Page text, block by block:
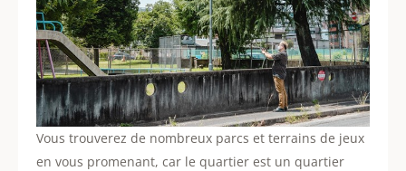
Vous trouverez de nombreux parcs et terrains de jeux
en vous promenant, car le quartier est un quartier